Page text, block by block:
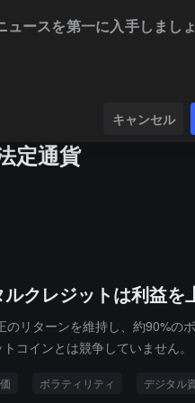
定通貨
クレジットは利益を
リターンを維持し、約90%の
コインとは競争していません。
ボラティリティ デジタル
ュースを第一に入手しまし
キャンセル